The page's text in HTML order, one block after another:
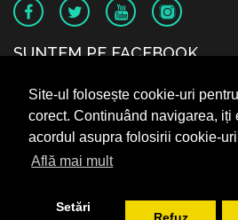
Site-ul folosește cookie-uri
corect. Continuând navigarea, iți
acordul asupra folosirii cookie-
Află mai mult
Setări
SUNTEM PE FACEBOOK